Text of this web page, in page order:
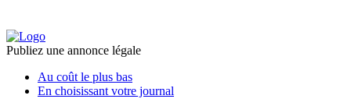
Publiez une annonce légale
Au coût le plus bas
En choisissant votre journal